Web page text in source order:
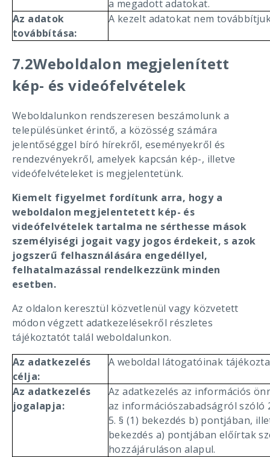
a megadott adatokat.
Az adatok
továbbítása:
A kezelt adatokat nem
7.2Weboldalon megjelenített
kép- és videófelvételek
Weboldalunkon rendszeresen beszámolunk a
településünket érintő, a közösség számára
jelentőséggel bíró hírekről, eseményekről és
rendezvényekről, amelyek kapcsán kép-, illetve
videófelvételeket is megjelentetünk.
Kiemelt figyelmet fordítunk arra, hogy a
weboldalon megjelentetett kép- és
videófelvételek tartalma ne sérthesse mások
személyiségi jogait vagy jogos érdekeit, s azok
jogszerű felhasználására engedéllyel,
felhatalmazással rendelkezzünk minden
esetben.
Az oldalon keresztül közvetlenül vagy közvetett
módon végzett adatkezelésekről részletes
tájékoztatót talál weboldalunkon.
Az adatkezelés
célja:
A weboldal látogatóinak
Az adatkezelés
jogalapja:
Az adatkezelés az információs
az információszabadságról szóló
5. § (1) bekezdés b) pontjában,
bekezdés a) pontjában előírtak
hozzájáruláson alapul.